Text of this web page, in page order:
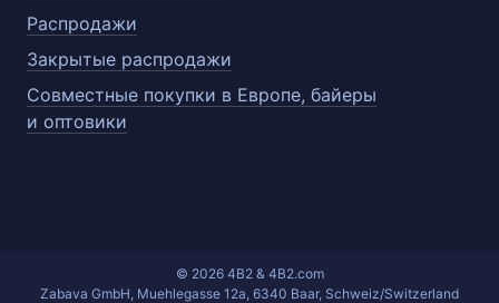
Распродажи
Закрытые распродажи
Совместные покупки в Европе, байеры
и оптовики
© 2026 4B2 & 4B2.com
Zabava GmbH, Muehlegasse 12a, 6340 Baar, Schweiz/Switzerland